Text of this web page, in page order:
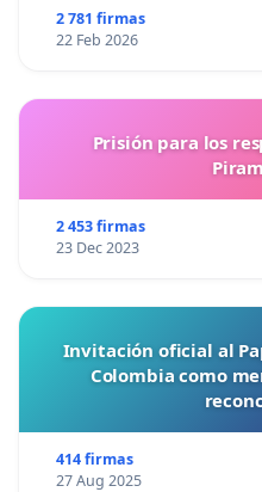
2 781 firmas
22 Feb 2026
Prisión para los
2 453 firmas
23 Dec 2023
Invitación oficial al
Colombia como
414 firmas
27 Aug 2025